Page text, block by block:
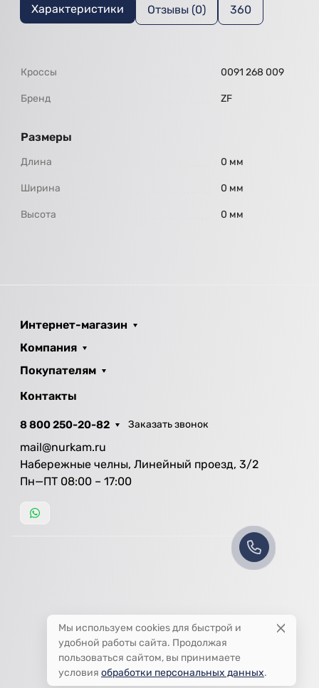
Характеристики Отзывы (0) 360
Кроссы 0091 268 009
Бренд ZF
Размеры
Длина 0 мм
Ширина 0 мм
Высота 0 мм
Интернет-магазин
Компания
Покупателям
Контакты
8 800 250-20-82 Заказать звонок
mail@nurkam.ru
Набережные челны, Линейный проезд, 3/2
Пн—ПТ 08:00 – 17:00
Мы используем cookies для быстрой и
удобной работы сайта. Продолжая
пользоваться сайтом, вы принимаете
условия обработки персональных данных.